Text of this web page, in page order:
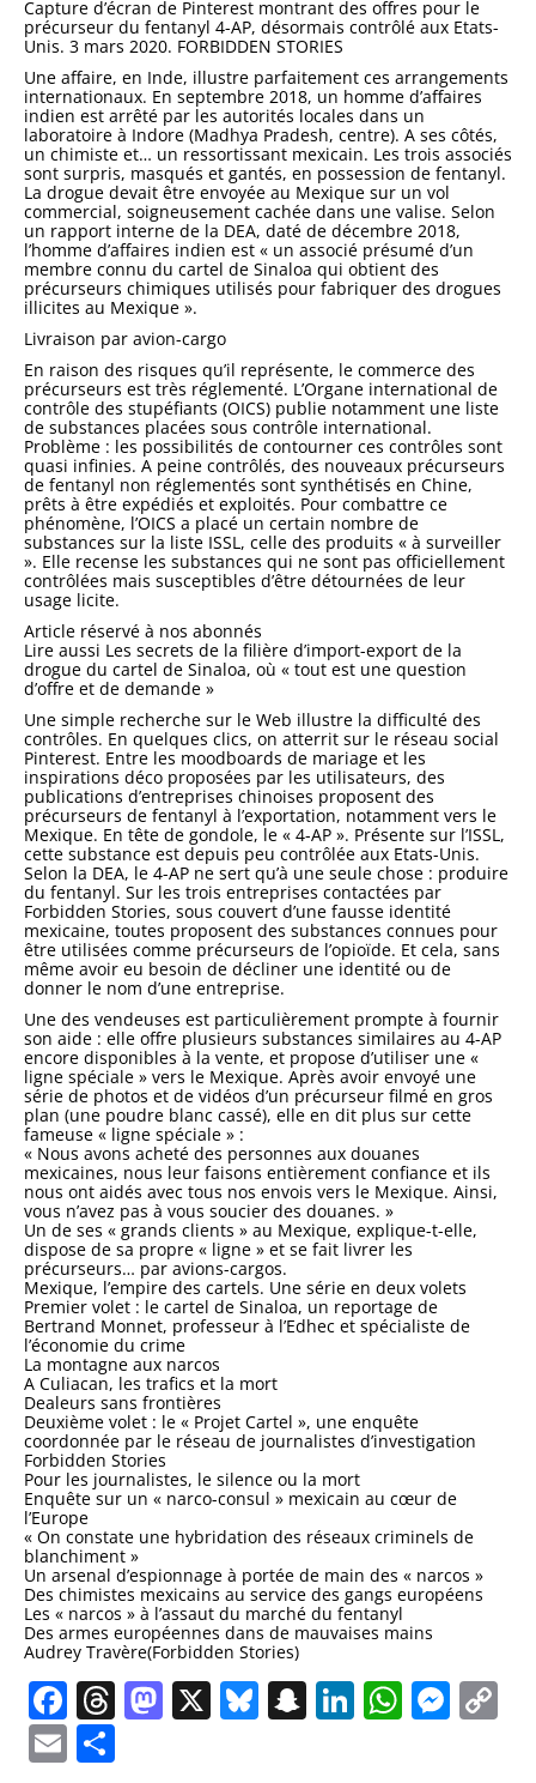
Capture d’écran de Pinterest montrant des offres pour le
précurseur du fentanyl 4-AP, désormais contrôlé aux Etats-
Unis. 3 mars 2020. FORBIDDEN STORIES
Une affaire, en Inde, illustre parfaitement ces arrangements
internationaux. En septembre 2018, un homme d’affaires
indien est arrêté par les autorités locales dans un
laboratoire à Indore (Madhya Pradesh, centre). A ses côtés,
un chimiste et… un ressortissant mexicain. Les trois associés
sont surpris, masqués et gantés, en possession de fentanyl.
La drogue devait être envoyée au Mexique sur un vol
commercial, soigneusement cachée dans une valise. Selon
un rapport interne de la DEA, daté de décembre 2018,
l’homme d’affaires indien est « un associé présumé d’un
membre connu du cartel de Sinaloa qui obtient des
précurseurs chimiques utilisés pour fabriquer des drogues
illicites au Mexique ».
Livraison par avion-cargo
En raison des risques qu’il représente, le commerce des
précurseurs est très réglementé. L’Organe international de
contrôle des stupéfiants (OICS) publie notamment une liste
de substances placées sous contrôle international.
Problème : les possibilités de contourner ces contrôles sont
quasi infinies. A peine contrôlés, des nouveaux précurseurs
de fentanyl non réglementés sont synthétisés en Chine,
prêts à être expédiés et exploités. Pour combattre ce
phénomène, l’OICS a placé un certain nombre de
substances sur la liste ISSL, celle des produits « à surveiller
». Elle recense les substances qui ne sont pas officiellement
contrôlées mais susceptibles d’être détournées de leur
usage licite.
Article réservé à nos abonnés
Lire aussi Les secrets de la filière d’import-export de la
drogue du cartel de Sinaloa, où « tout est une question
d’offre et de demande »
Une simple recherche sur le Web illustre la difficulté des
contrôles. En quelques clics, on atterrit sur le réseau social
Pinterest. Entre les moodboards de mariage et les
inspirations déco proposées par les utilisateurs, des
publications d’entreprises chinoises proposent des
précurseurs de fentanyl à l’exportation, notamment vers le
Mexique. En tête de gondole, le « 4-AP ». Présente sur l’ISSL,
cette substance est depuis peu contrôlée aux Etats-Unis.
Selon la DEA, le 4-AP ne sert qu’à une seule chose : produire
du fentanyl. Sur les trois entreprises contactées par
Forbidden Stories, sous couvert d’une fausse identité
mexicaine, toutes proposent des substances connues pour
être utilisées comme précurseurs de l’opioïde. Et cela, sans
même avoir eu besoin de décliner une identité ou de
donner le nom d’une entreprise.
Une des vendeuses est particulièrement prompte à fournir
son aide : elle offre plusieurs substances similaires au 4-AP
encore disponibles à la vente, et propose d’utiliser une «
ligne spéciale » vers le Mexique. Après avoir envoyé une
série de photos et de vidéos d’un précurseur filmé en gros
plan (une poudre blanc cassé), elle en dit plus sur cette
fameuse « ligne spéciale » :
« Nous avons acheté des personnes aux douanes
mexicaines, nous leur faisons entièrement confiance et ils
nous ont aidés avec tous nos envois vers le Mexique. Ainsi,
vous n’avez pas à vous soucier des douanes. »
Un de ses « grands clients » au Mexique, explique-t-elle,
dispose de sa propre « ligne » et se fait livrer les
précurseurs… par avions-cargos.
Mexique, l’empire des cartels. Une série en deux volets
Premier volet : le cartel de Sinaloa, un reportage de
Bertrand Monnet, professeur à l’Edhec et spécialiste de
l’économie du crime
La montagne aux narcos
A Culiacan, les trafics et la mort
Dealeurs sans frontières
Deuxième volet : le « Projet Cartel », une enquête
coordonnée par le réseau de journalistes d’investigation
Forbidden Stories
Pour les journalistes, le silence ou la mort
Enquête sur un « narco-consul » mexicain au cœur de
l’Europe
« On constate une hybridation des réseaux criminels de
blanchiment »
Un arsenal d’espionnage à portée de main des « narcos »
Des chimistes mexicains au service des gangs européens
Les « narcos » à l’assaut du marché du fentanyl
Des armes européennes dans de mauvaises mains
Audrey Travère(Forbidden Stories)
Facebook
Threads
Mastodon
X Bluesky
Snapchat
LinkedIn
Email